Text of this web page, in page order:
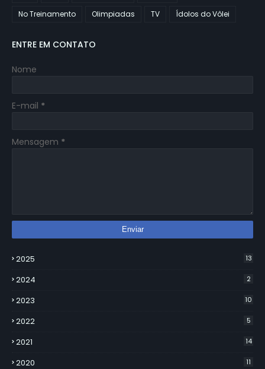
No Treinamento
Olimpiadas TV Ídolos do Vôlei
ENTRE EM CONTATO
Nome
E-mail *
Mensagem *
2025 13
2024 2
2023 10
2022 5
2021 14
2020 11